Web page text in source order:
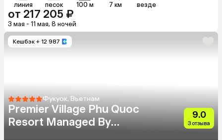
линия песок 100 м 7 км везде
от 217 205 ₽
3 мая - 11 мая, 8 ночей
Кешбэк + 12 987
Фукуок, Вьетнам
Premier Village Phu Quoc
Resort Managed By
9.0
3 отзыва